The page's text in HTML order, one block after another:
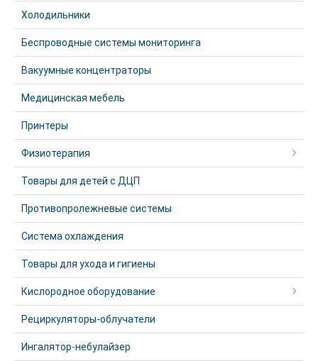
Холодильники
Беспроводные системы мониторинга
Вакуумные концентраторы
Медицинская мебель
Принтеры
Физиотерапия
Товары для детей с ДЦП
Противопролежневые системы
Система охлаждения
Товары для ухода и гигиены
Кислородное оборудование
Рециркуляторы-облучатели
Ингалятор-небулайзер